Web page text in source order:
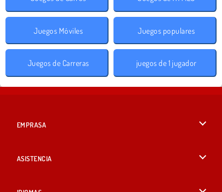
Juegos Móviles Juegos populares
Juegos de Carreras juegos de 1 jugador
EMPRASA
ASISTENCIA